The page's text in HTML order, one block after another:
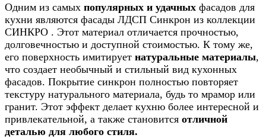
Одним из самых популярных и удачных фасадов для
кухни являются фасады ЛДСП Синкрон из коллекции
СИНКРО . Этот материал отличается прочностью,
долговечностью и доступной стоимостью. К тому же,
его поверхность имитирует натуральные материалы,
что создает необычный и стильный вид кухонных
фасадов. Покрытие синкрон полностью повторяет
текстуру натурального материала, будь то мрамор или
гранит. Этот эффект делает кухню более интересной и
привлекательной, а также становится отличной
деталью для любого стиля.